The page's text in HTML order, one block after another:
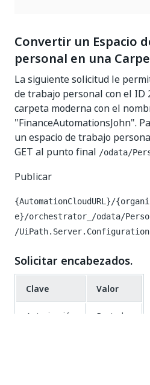
Convertir un Espacio
personal en una
La siguiente solicitud le
de trabajo personal con el ID
carpeta moderna con el
"FinanceAutomationsJohn".
un espacio de trabajo
GET al punto final /odata/
Publicar
{AutomationCloudURL}/
e}/orchestrator_/odata/
/
Solicitar encabezados.
Clave Valor
Autorización Portador